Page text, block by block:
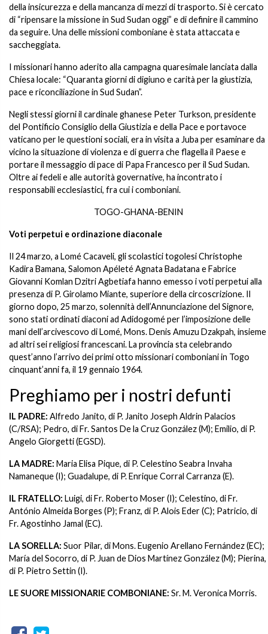
della insicurezza e della mancanza di mezzi di trasporto. Si è cercato
di “ripensare la missione in Sud Sudan oggi” e di definire il cammino
da seguire. Una delle missioni comboniane è stata attaccata e
saccheggiata.
I missionari hanno aderito alla campagna quaresimale lanciata dalla
Chiesa locale: “Quaranta giorni di digiuno e carità per la giustizia,
pace e riconciliazione in Sud Sudan”.
Negli stessi giorni il cardinale ghanese Peter Turkson, presidente
del Pontificio Consiglio della Giustizia e della Pace e portavoce
vaticano per le questioni sociali, era in visita a Juba per esaminare da
vicino la situazione di violenza e di guerra che flagella il Paese e
portare il messaggio di pace di Papa Francesco per il Sud Sudan.
Oltre ai fedeli e alle autorità governative, ha incontrato i
responsabili ecclesiastici, fra cui i comboniani.
TOGO-GHANA-BENIN
Voti perpetui e ordinazione diaconale
Il 24 marzo, a Lomé Cacaveli, gli scolastici togolesi Christophe
Kadira Bamana, Salomon Apéleté Agnata Badatana e Fabrice
Giovanni Komlan Dzitri Agbetiafa hanno emesso i voti perpetui alla
presenza di P. Girolamo Miante, superiore della circoscrizione. Il
giorno dopo, 25 marzo, solennità dell’Annunciazione del Signore,
sono stati ordinati diaconi ad Adidogomé per l’imposizione delle
mani dell’arcivescovo di Lomé, Mons. Denis Amuzu Dzakpah, insieme
ad altri sei religiosi francescani. La provincia sta celebrando
quest’anno l’arrivo dei primi otto missionari comboniani in Togo
cinquant’anni fa, il 19 gennaio 1964.
Preghiamo per i nostri defunti
IL PADRE: Alfredo Janito, di P. Janito Joseph Aldrin Palacios
(C/RSA); Pedro, di Fr. Santos De la Cruz González (M); Emilio, di P.
Angelo Giorgetti (EGSD).
LA MADRE: Maria Elisa Pique, di P. Celestino Seabra Invaha
Namaneque (I); Guadalupe, di P. Enrique Corral Carranza (E).
IL FRATELLO: Luigi, di Fr. Roberto Moser (I); Celestino, di Fr.
António Almeida Borges (P); Franz, di P. Alois Eder (C); Patricio, di
Fr. Agostinho Jamal (EC).
LA SORELLA: Suor Pilar, di Mons. Eugenio Arellano Fernández (EC);
María del Socorro, di P. Juan de Dios Martínez González (M); Pierina,
di P. Pietro Settin (I).
LE SUORE MISSIONARIE COMBONIANE: Sr. M. Veronica Morris.